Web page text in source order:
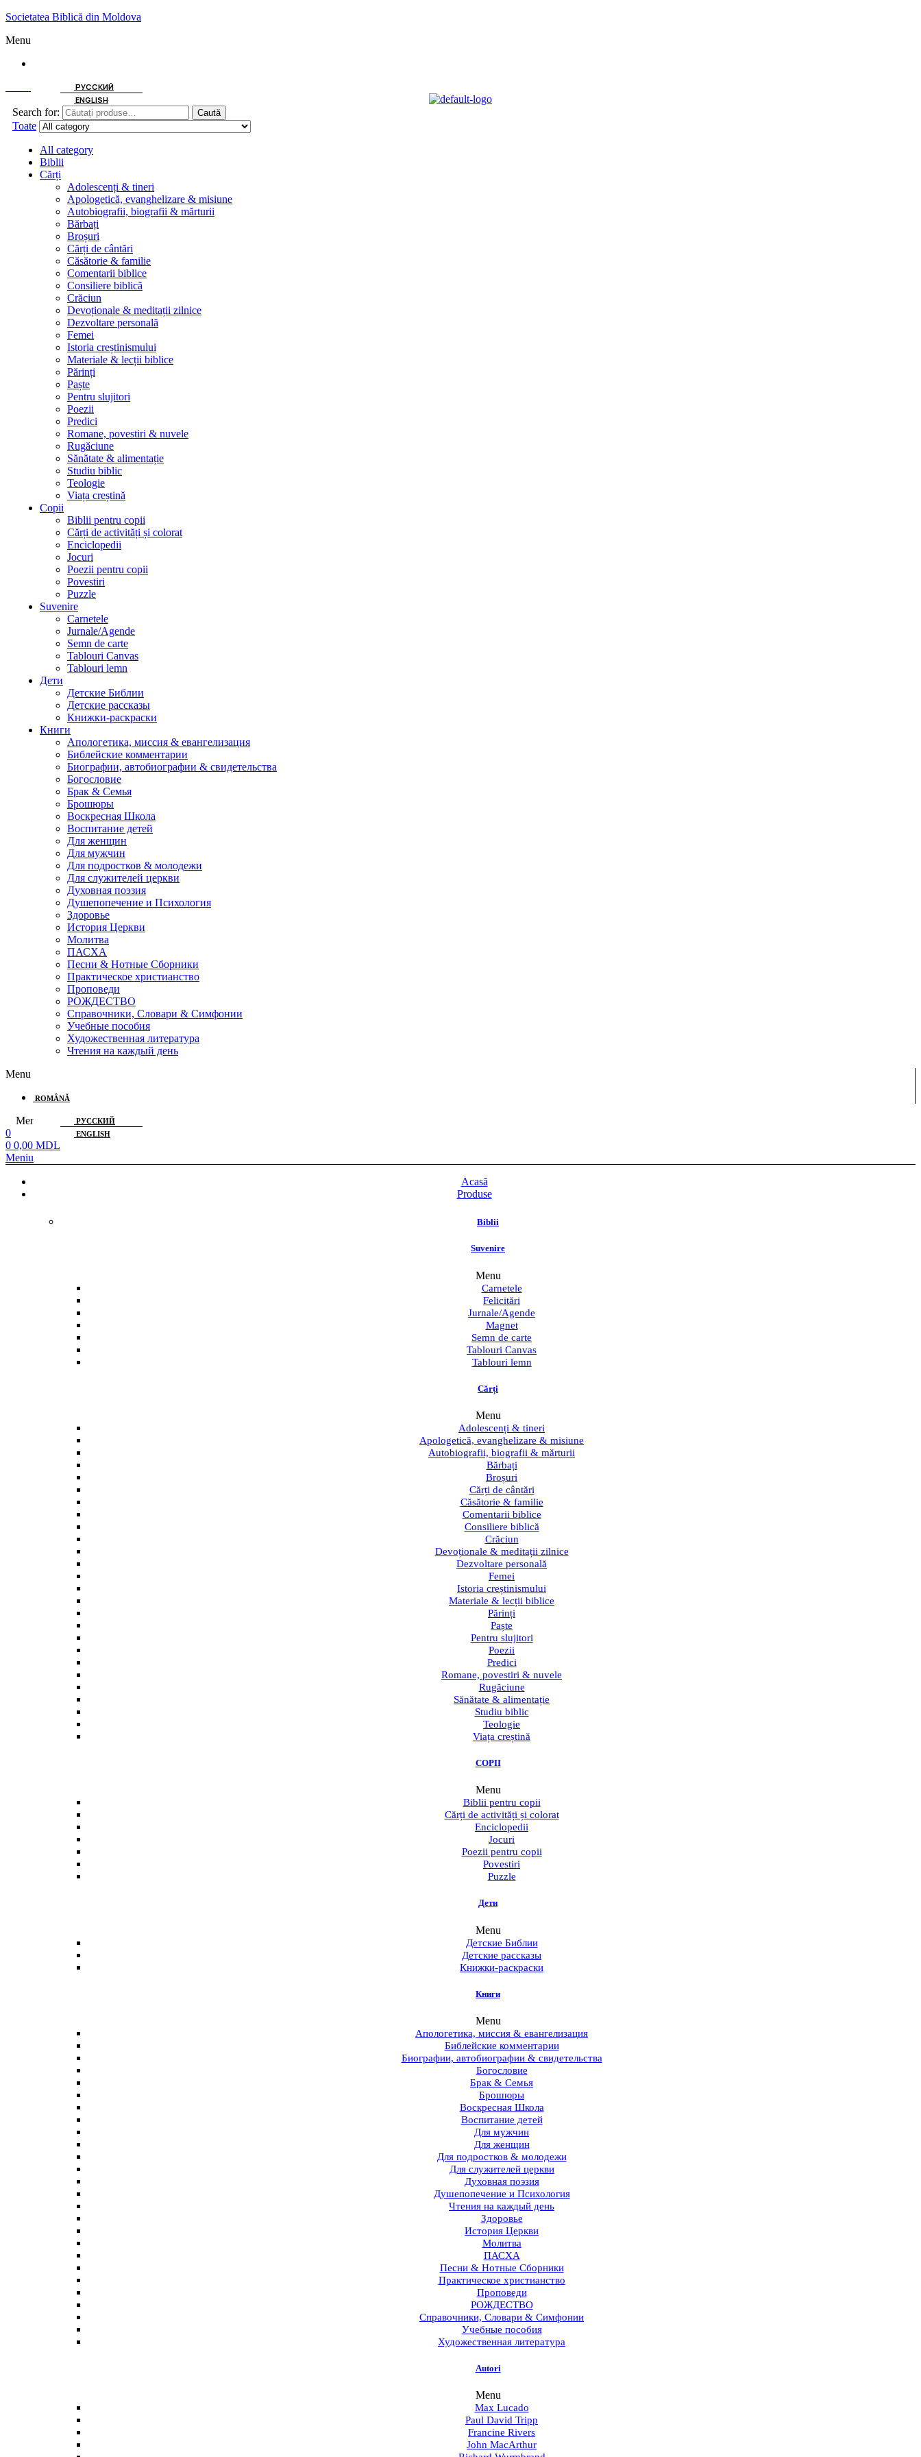
Societatea Biblică din Moldova
Menu
РУССКИЙ
ENGLISH
Search for: Caută
Toate
All category
Biblii
Cărți
Adolescenți & tineri
Apologetică, evanghelizare & misiune
Autobiografii, biografii & mărturii
Bărbați
Broșuri
Cărți de cântări
Căsătorie & familie
Comentarii biblice
Consiliere biblică
Crăciun
Devoționale & meditații zilnice
Dezvoltare personală
Femei
Istoria creștinismului
Materiale & lecții biblice
Părinți
Paște
Pentru slujitori
Poezii
Predici
Romane, povestiri & nuvele
Rugăciune
Sănătate & alimentație
Studiu biblic
Teologie
Viața creștină
Copii
Biblii pentru copii
Cărți de activități și colorat
Enciclopedii
Jocuri
Poezii pentru copii
Povestiri
Puzzle
Suvenire
Carnetele
Jurnale/Agende
Semn de carte
Tablouri Canvas
Tablouri lemn
Дети
Детские Библии
Детские рассказы
Книжки-раскраски
Книги
Апологетика, миссия & евангелизация
Библейские комментарии
Биографии, автобиографии & свидетельства
Богословие
Брак & Семья
Брошюры
Воскресная Школа
Воспитание детей
Для женщин
Для мужчин
Для подростков & молодежи
Для служителей церкви
Духовная поэзия
Душепопечение и Психология
Здоровье
История Церкви
Молитва
ПАСХА
Песни & Нотные Сборники
Практическое христианство
Проповеди
РОЖДЕСТВО
Справочники, Словари & Симфонии
Учебные пособия
Художественная литература
Чтения на каждый день
Menu
ROMÂNĂ
РУССКИЙ
ENGLISH
Menu
0
0 0,00 MDL
Meniu
Acasă
Produse
Biblii
Suvenire
Menu
Carnetele
Felicitări
Jurnale/Agende
Magnet
Semn de carte
Tablouri Canvas
Tablouri lemn
Cărți
Menu
Adolescenți & tineri
Apologetică, evanghelizare & misiune
Autobiografii, biografii & mărturii
Bărbați
Broșuri
Cărți de cântări
Căsătorie & familie
Comentarii biblice
Consiliere biblică
Crăciun
Devoționale & meditații zilnice
Dezvoltare personală
Femei
Istoria creștinismului
Materiale & lecții biblice
Părinți
Paște
Pentru slujitori
Poezii
Predici
Romane, povestiri & nuvele
Rugăciune
Sănătate & alimentație
Studiu biblic
Teologie
Viața creștină
COPII
Menu
Biblii pentru copii
Cărți de activități și colorat
Enciclopedii
Jocuri
Poezii pentru copii
Povestiri
Puzzle
Дети
Menu
Детские Библии
Детские рассказы
Книжки-раскраски
Книги
Menu
Апологетика, миссия & евангелизация
Библейские комментарии
Биографии, автобиографии & свидетельства
Богословие
Брак & Семья
Брошюры
Воскресная Школа
Воспитание детей
Для мужчин
Для женщин
Для подростков & молодежи
Для служителей церкви
Духовная поэзия
Душепопечение и Психология
Чтения на каждый день
Здоровье
История Церкви
Молитва
ПАСХА
Песни & Нотные Сборники
Практическое христианство
Проповеди
РОЖДЕСТВО
Справочники, Словари & Симфонии
Учебные пособия
Художественная литература
Autori
Menu
Max Lucado
Paul David Tripp
Francine Rivers
John MacArthur